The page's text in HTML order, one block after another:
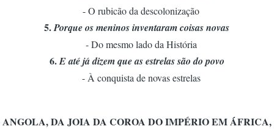
- O rubicão da descolonização
5.Porque os meninos inventaram coisas novas
- Do mesmo lado da História
6.E até já dizem que as estrelas são do povo
- À conquista de novas estrelas
ANGOLA, DA JOIA DA COROA DO IMPÉRIO EM ÁFRICA,